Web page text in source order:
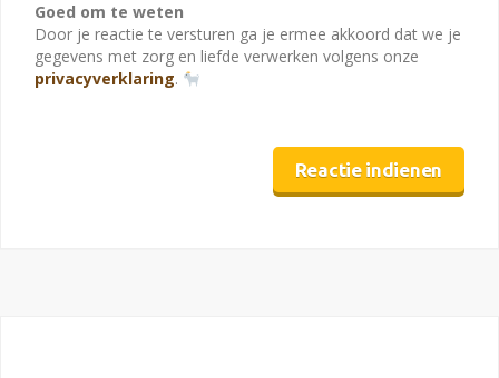
Goed om te weten
Door je reactie te versturen ga je ermee akkoord dat we je
gegevens met zorg en liefde verwerken volgens onze
privacyverklaring.